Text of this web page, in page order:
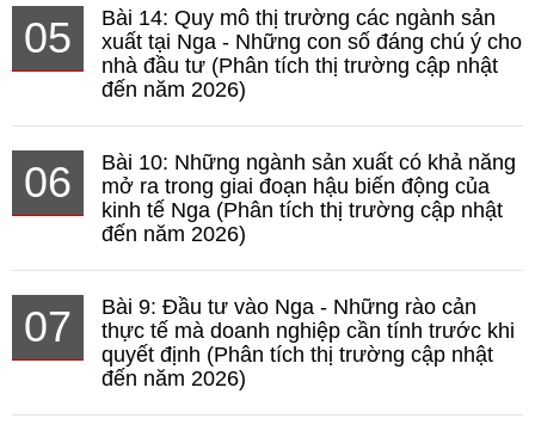
05
Bài 14: Quy mô thị trường các ngành sản
xuất tại Nga - Những con số đáng chú ý cho
nhà đầu tư (Phân tích thị trường cập nhật
đến năm 2026)
06
Bài 10: Những ngành sản xuất có khả năng
mở ra trong giai đoạn hậu biến động của
kinh tế Nga (Phân tích thị trường cập nhật
đến năm 2026)
07
Bài 9: Đầu tư vào Nga - Những rào cản
thực tế mà doanh nghiệp cần tính trước khi
quyết định (Phân tích thị trường cập nhật
đến năm 2026)